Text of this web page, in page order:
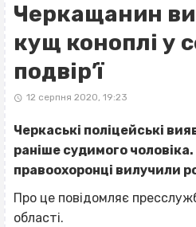
Черкащанин
кущ коноплі у
подвір’ї
12 серпня 2020, 19:23
Черкаські поліцейські
раніше судимого
правоохоронці вилучили
Про це повідомляє
області.